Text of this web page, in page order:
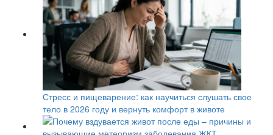
Стресс и пищеварение: как научиться слушать свое
тело в 2026 году и вернуть комфорт в животе